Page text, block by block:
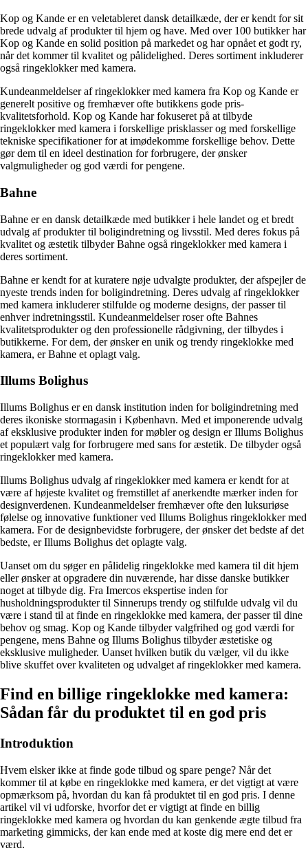
Kop og Kande er en veletableret dansk detailkæde, der er kendt for sit
brede udvalg af produkter til hjem og have. Med over 100 butikker har
Kop og Kande en solid position på markedet og har opnået et godt ry,
når det kommer til kvalitet og pålidelighed. Deres sortiment inkluderer
også ringeklokker med kamera.
Kundeanmeldelser af ringeklokker med kamera fra Kop og Kande er
generelt positive og fremhæver ofte butikkens gode pris-
kvalitetsforhold. Kop og Kande har fokuseret på at tilbyde
ringeklokker med kamera i forskellige prisklasser og med forskellige
tekniske specifikationer for at imødekomme forskellige behov. Dette
gør dem til en ideel destination for forbrugere, der ønsker
valgmuligheder og god værdi for pengene.
Bahne
Bahne er en dansk detailkæde med butikker i hele landet og et bredt
udvalg af produkter til boligindretning og livsstil. Med deres fokus på
kvalitet og æstetik tilbyder Bahne også ringeklokker med kamera i
deres sortiment.
Bahne er kendt for at kuratere nøje udvalgte produkter, der afspejler de
nyeste trends inden for boligindretning. Deres udvalg af ringeklokker
med kamera inkluderer stilfulde og moderne designs, der passer til
enhver indretningsstil. Kundeanmeldelser roser ofte Bahnes
kvalitetsprodukter og den professionelle rådgivning, der tilbydes i
butikkerne. For dem, der ønsker en unik og trendy ringeklokke med
kamera, er Bahne et oplagt valg.
Illums Bolighus
Illums Bolighus er en dansk institution inden for boligindretning med
deres ikoniske stormagasin i København. Med et imponerende udvalg
af eksklusive produkter inden for møbler og design er Illums Bolighus
et populært valg for forbrugere med sans for æstetik. De tilbyder også
ringeklokker med kamera.
Illums Bolighus udvalg af ringeklokker med kamera er kendt for at
være af højeste kvalitet og fremstillet af anerkendte mærker inden for
designverdenen. Kundeanmeldelser fremhæver ofte den luksuriøse
følelse og innovative funktioner ved Illums Bolighus ringeklokker med
kamera. For de designbevidste forbrugere, der ønsker det bedste af det
bedste, er Illums Bolighus det oplagte valg.
Uanset om du søger en pålidelig ringeklokke med kamera til dit hjem
eller ønsker at opgradere din nuværende, har disse danske butikker
noget at tilbyde dig. Fra Imercos ekspertise inden for
husholdningsprodukter til Sinnerups trendy og stilfulde udvalg vil du
være i stand til at finde en ringeklokke med kamera, der passer til dine
behov og smag. Kop og Kande tilbyder valgfrihed og god værdi for
pengene, mens Bahne og Illums Bolighus tilbyder æstetiske og
eksklusive muligheder. Uanset hvilken butik du vælger, vil du ikke
blive skuffet over kvaliteten og udvalget af ringeklokker med kamera.
Find en billige ringeklokke med kamera:
Sådan får du produktet til en god pris
Introduktion
Hvem elsker ikke at finde gode tilbud og spare penge? Når det
kommer til at købe en ringeklokke med kamera, er det vigtigt at være
opmærksom på, hvordan du kan få produktet til en god pris. I denne
artikel vil vi udforske, hvorfor det er vigtigt at finde en billig
ringeklokke med kamera og hvordan du kan genkende ægte tilbud fra
marketing gimmicks, der kan ende med at koste dig mere end det er
værd.